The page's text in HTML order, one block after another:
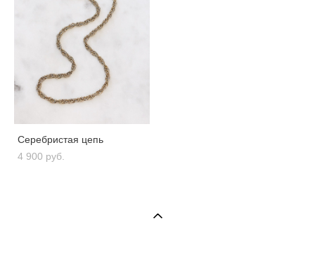
Серебристая цепь
4 900 pуб.